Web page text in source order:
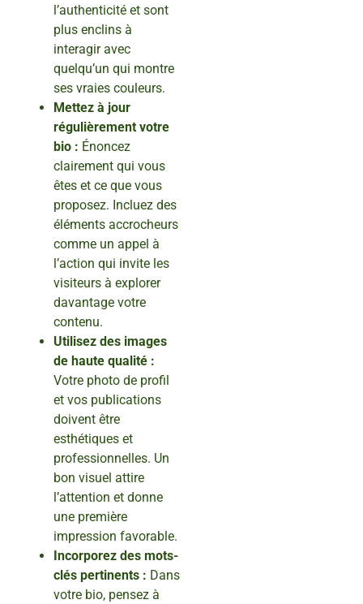
l’authenticité et sont
plus enclins à
interagir avec
quelqu’un qui montre
ses vraies couleurs.
Mettez à jour
régulièrement votre
bio : Énoncez
clairement qui vous
êtes et ce que vous
proposez. Incluez des
éléments accrocheurs
comme un appel à
l’action qui invite les
visiteurs à explorer
davantage votre
contenu.
Utilisez des images
de haute qualité :
Votre photo de profil
et vos publications
doivent être
esthétiques et
professionnelles. Un
bon visuel attire
l’attention et donne
une première
impression favorable.
Incorporez des mots-
clés pertinents : Dans
votre bio, pensez à